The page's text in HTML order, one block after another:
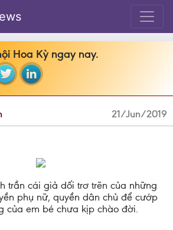
Hoa Kỳ ngay nay.
21/Jun/2019
trần cái giả dối trơ trẽn của những
phụ nữ, quyền dân chủ để cướp
của em bé chưa kịp chào đời.